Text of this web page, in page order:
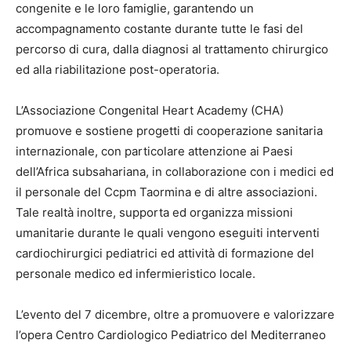
congenite e le loro famiglie, garantendo un
accompagnamento costante durante tutte le fasi del
percorso di cura, dalla diagnosi al trattamento chirurgico
ed alla riabilitazione post-operatoria.
L’Associazione Congenital Heart Academy (CHA)
promuove e sostiene progetti di cooperazione sanitaria
internazionale, con particolare attenzione ai Paesi
dell’Africa subsahariana, in collaborazione con i medici ed
il personale del Ccpm Taormina e di altre associazioni.
Tale realtà inoltre, supporta ed organizza missioni
umanitarie durante le quali vengono eseguiti interventi
cardiochirurgici pediatrici ed attività di formazione del
personale medico ed infermieristico locale.
L’evento del 7 dicembre, oltre a promuovere e valorizzare
l’opera Centro Cardiologico Pediatrico del Mediterraneo